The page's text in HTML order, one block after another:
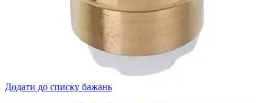
Додати до списку бажань